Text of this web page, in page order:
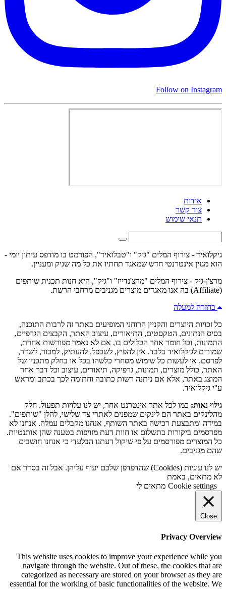
Follow on Instagram
אודות
צור קשר
תנאי שימוש
גיקלואיד - צירוף המלים "גיק" ו"טבלואיד", הפורמט בו מודפס עיתון יומי -
הוא מגזין אינטרנטי חדש שמאגד תחתיו את כל מה שגיק ומעניין.
מרצ'ן-גיק - צירוף המלים "מרצ'נדייז" ו"גיק", היא חנות תכנית שותפים
(Affiliate) בה אנו מאגדים מוצרים מגניבים מרחבי הרשת.
בחזרה למעלה
כל זכויות היוצרים והקניין הרוחני המופיעים באתר זה לרבות התוכנה,
בסיס הנתונים, הטקסטים, התיאורים, עיצוב האתר, הקבצים הגרפיים,
התמונות, וכל חומר אחר הכלולים בו, אם לא נאמר מפורשות אחרת,
שמורים לגיקלואיד בלבד. אין להפיץ, לשכפל, להעתיק, למכור, לשדר,
לפרסם, או לעשות כל שימוש מסחרי כלשהו בכל או בחלק מתכניו של
האתר, כולל מוצרים, תמונות, גרפיקה, תיאורים, עיצוב וכל דבר אחר
המוצג באתר, אלא אם ניתנה רשות כתובה וחתומה לכך בכתב ומראש
ע''י גיקלואיד.
גילוי נאות: כמו לכל אתר אינטרנט אחר, יש לנו עלויות תפעול. חלק
מהלינקים באתר הם לינקים שמפנים לאתרי צד שלישי, להלן "שותפים".
במידה ומתבצעת רכישה באתר השותף, אנחנו מקבלים עמלה. אנחנו לא
מפרסמים ביקורות בתשלום או חוות דעת מזויפות בטענה שהן אותנטיות.
כל המוצרים מפורסמים על פי שיקול דעתנו הבלעדי כי אנחנו חושבים
שהם מגניבים.
יש לנו עוגיות (Cookies) שהדפדפן שלכם יעוף עליהן. אבל זה בסדר אם
לא מתאים, באמת
Cookie settings מתאים לי
Close
Privacy Overview
This website uses cookies to improve your experience while you
navigate through the website. Out of these, the cookies that are
categorized as necessary are stored on your browser as they are
essential for the working of basic functionalities of the website. We